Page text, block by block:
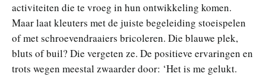
activiteiten die te vroeg in hun ontwikkeling komen.
Maar laat kleuters met de juiste begeleiding stoeispelen
of met schroevendraaiers bricoleren. Die blauwe plek,
bluts of buil? Die vergeten ze. De positieve ervaringen en
trots wegen meestal zwaarder door: ‘Het is me gelukt.